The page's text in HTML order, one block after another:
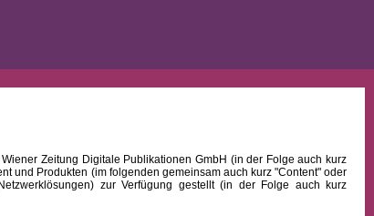
Zeitung Digitale Publikationen GmbH (in der Folge auch kurz
und Produkten (im folgenden gemeinsam auch kurz "Content" oder
zur Verfügung gestellt (in der Folge auch kurz